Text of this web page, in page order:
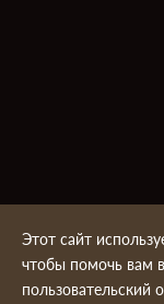
Этот сайт
чтобы помочь вам
пользовательский